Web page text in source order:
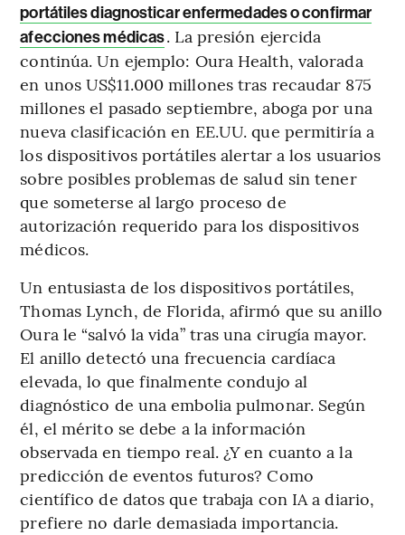
portátiles diagnosticar enfermedades o confirmar
afecciones médicas. La presión ejercida
continúa. Un ejemplo: Oura Health, valorada
en unos US$11.000 millones tras recaudar 875
millones el pasado septiembre, aboga por una
nueva clasificación en EE.UU. que permitiría a
los dispositivos portátiles alertar a los usuarios
sobre posibles problemas de salud sin tener
que someterse al largo proceso de
autorización requerido para los dispositivos
médicos.
Un entusiasta de los dispositivos portátiles,
Thomas Lynch, de Florida, afirmó que su anillo
Oura le “salvó la vida” tras una cirugía mayor.
El anillo detectó una frecuencia cardíaca
elevada, lo que finalmente condujo al
diagnóstico de una embolia pulmonar. Según
él, el mérito se debe a la información
observada en tiempo real. ¿Y en cuanto a la
predicción de eventos futuros? Como
científico de datos que trabaja con IA a diario,
prefiere no darle demasiada importancia.